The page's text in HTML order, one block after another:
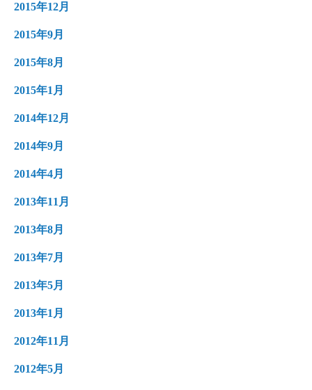
2015年12月
2015年9月
2015年8月
2015年1月
2014年12月
2014年9月
2014年4月
2013年11月
2013年8月
2013年7月
2013年5月
2013年1月
2012年11月
2012年5月